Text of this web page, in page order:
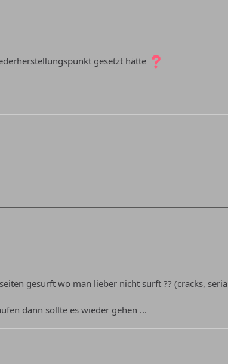
gesetzt hätte
gesurft wo man lieber nicht surft ?? (cracks,
dann sollte es wieder gehen ...